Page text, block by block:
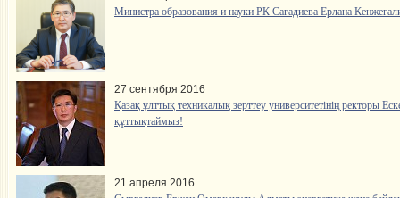
Министра образования и науки РК Сагадиева Ерлана
27 сентября 2016
Қазақ ұлттық техникалық зерттеу университетінің ректоры
құттықтаймыз!
21 апреля 2016